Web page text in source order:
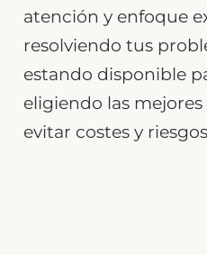
atención y enfoque
resolviendo tus
estando disponible
eligiendo las
evitar costes y